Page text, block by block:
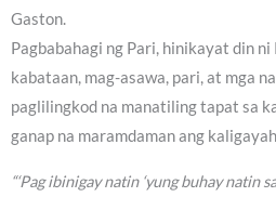
Gaston.
Pagbabahagi ng Pari, hinikayat din ni
kabataan, mag-asawa, pari, at mga
paglilingkod na manatiling tapat sa
ganap na maramdaman ang
“‘Pag ibinigay natin ‘yung buhay natin